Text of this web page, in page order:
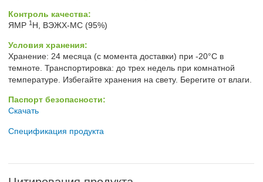
Контроль качества:
ЯМР 1 H, ВЭЖХ-МС (95%)
Условия хранения:
Хранение: 24 месяца (с момента доставки) при -20°C в
темноте. Транспортировка: до трех недель при комнатной
температуре. Избегайте хранения на свету. Берегите от влаги.
Паспорт безопасности:
Скачать
Спецификация продукта